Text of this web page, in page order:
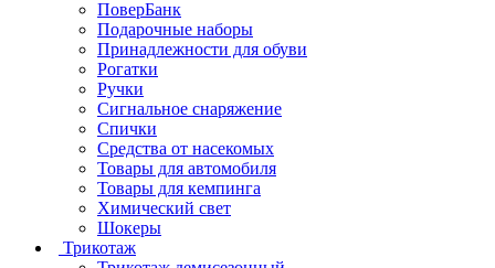
ПоверБанк
Подарочные наборы
Принадлежности для обуви
Рогатки
Ручки
Сигнальное снаряжение
Спички
Средства от насекомых
Товары для автомобиля
Товары для кемпинга
Химический свет
Шокеры
Трикотаж